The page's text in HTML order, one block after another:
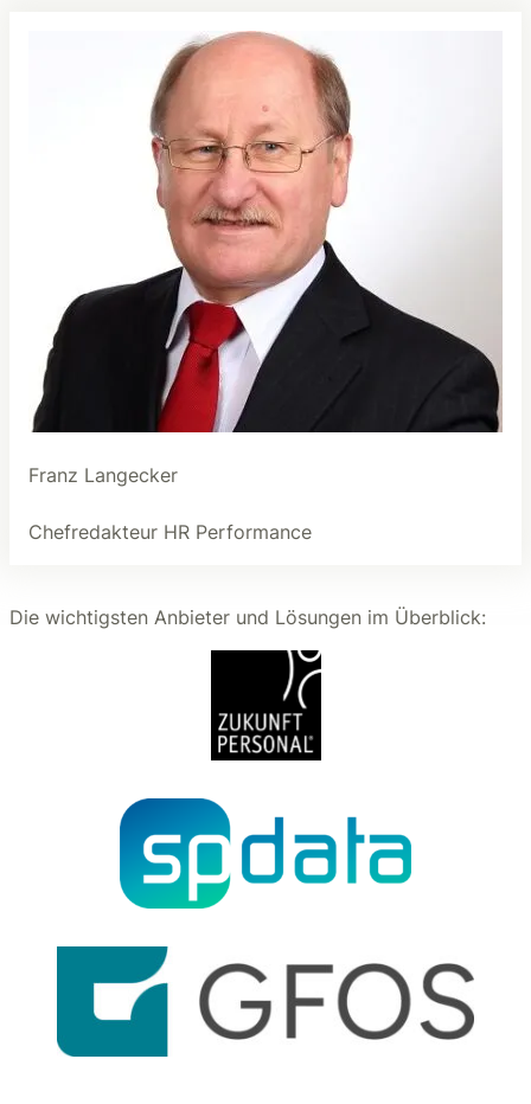
Franz Langecker
Chefredakteur HR Performance
Die wichtigsten Anbieter und Lösungen im Überblick: